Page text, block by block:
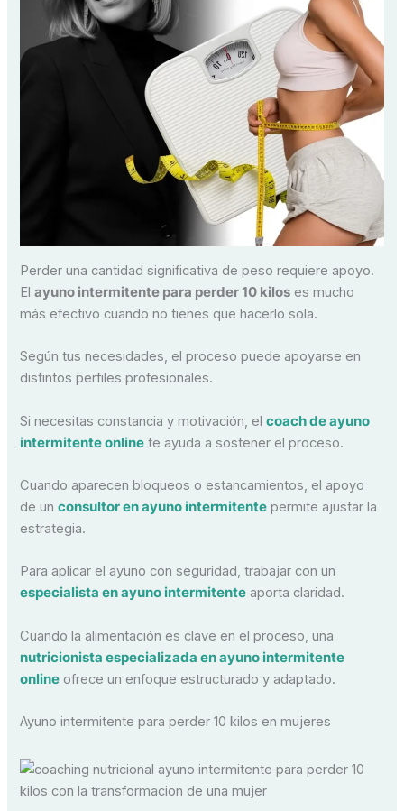
Perder una cantidad significativa de peso requiere apoyo.
Elayuno intermitente para perder 10 kilos es mucho
más efectivo cuando no tienes que hacerlo sola.
Según tus necesidades, el proceso puede apoyarse en
distintos perfiles profesionales.
Si necesitas constancia y motivación, elcoach de ayuno
intermitente online te ayuda a sostener el proceso.
Cuando aparecen bloqueos o estancamientos, el apoyo
de unconsultor en ayuno intermitente permite ajustar la
estrategia.
Para aplicar el ayuno con seguridad, trabajar con un
especialista en ayuno intermitente aporta claridad.
Cuando la alimentación es clave en el proceso, una
nutricionista especializada en ayuno intermitente
online ofrece un enfoque estructurado y adaptado.
Ayuno intermitente para perder 10 kilos en mujeres